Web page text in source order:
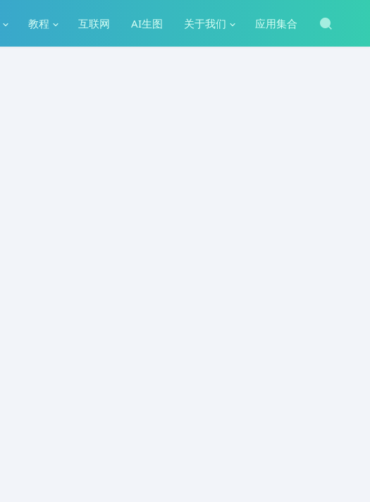
教程 互联网 AI生图 关于我们 应用集合